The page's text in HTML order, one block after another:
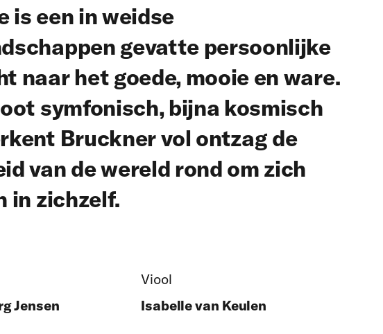
is een in weidse
gevatte persoonlijke
naar het goede, mooie en ware.
symfonisch, bijna kosmisch
Bruckner vol ontzag de
van de wereld rond om zich
in zichzelf.
Jensen
Viool
Isabelle van Keulen